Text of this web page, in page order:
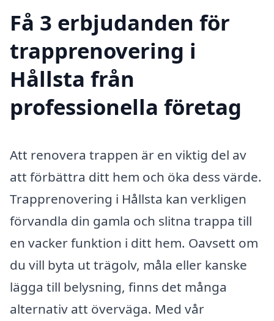
Få 3 erbjudanden för
trapprenovering i
Hållsta från
professionella företag
Att renovera trappen är en viktig del av
att förbättra ditt hem och öka dess värde.
Trapprenovering i Hållsta kan verkligen
förvandla din gamla och slitna trappa till
en vacker funktion i ditt hem. Oavsett om
du vill byta ut trägolv, måla eller kanske
lägga till belysning, finns det många
alternativ att överväga. Med vår